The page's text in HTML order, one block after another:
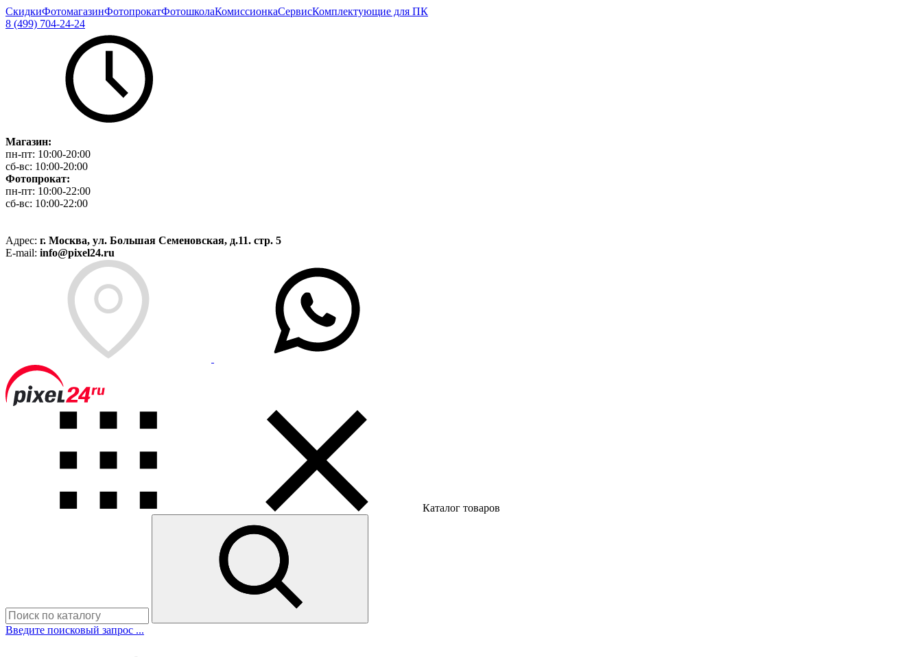
СкидкиФотомагазинФотопрокатФотошколаКомиссионкаСервисКомплектующие для ПК
8 (499) 704-24-24
Магазин:
пн-пт: 10:00-20:00
сб-вс: 10:00-20:00
Фотопрокат:
пн-пт: 10:00-22:00
сб-вс: 10:00-22:00
Адрес: г. Москва, ул. Большая Семеновская, д.11. стр. 5
E-mail: info@pixel24.ru
Каталог товаров
Введите поисковый запрос ...